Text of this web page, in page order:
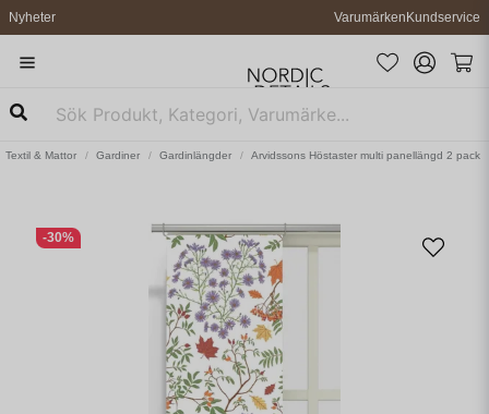
Nyheter VarumärkenKundservice
Textil & Mattor Gardiner Gardinlängder Arvidssons Höstaster multi panellängd 2 pack
-30%